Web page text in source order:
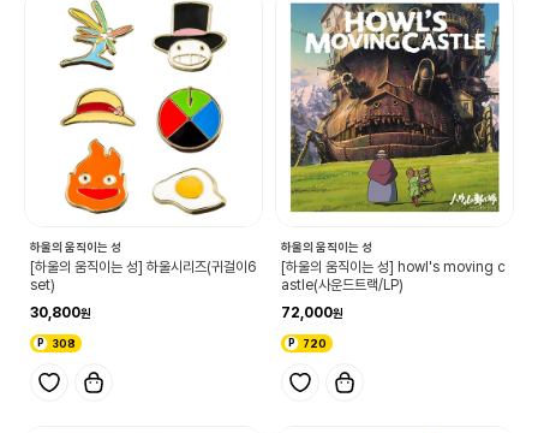
하울의 움직이는 성
[하울의 움직이는 성] 하울시리즈(귀걸이6
set)
30,800
308
하울의 움직이는 성
[하울의 움직이는 성] howl's moving c
astle(사운드트랙/LP)
72,000
720